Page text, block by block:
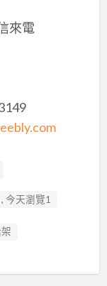
來電
今天瀏覽1